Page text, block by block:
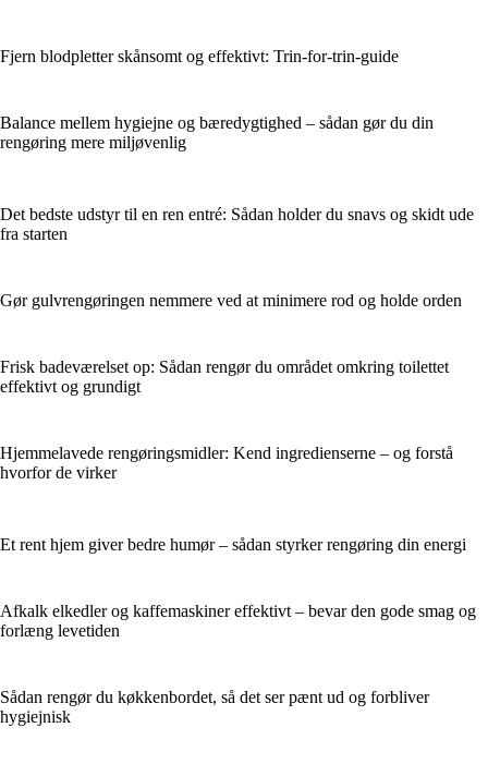
Fjern blodpletter skånsomt og effektivt: Trin-for-trin-guide
Balance mellem hygiejne og bæredygtighed – sådan gør du din
rengøring mere miljøvenlig
Det bedste udstyr til en ren entré: Sådan holder du snavs og skidt ude
fra starten
Gør gulvrengøringen nemmere ved at minimere rod og holde orden
Frisk badeværelset op: Sådan rengør du området omkring toilettet
effektivt og grundigt
Hjemmelavede rengøringsmidler: Kend ingredienserne – og forstå
hvorfor de virker
Et rent hjem giver bedre humør – sådan styrker rengøring din energi
Afkalk elkedler og kaffemaskiner effektivt – bevar den gode smag og
forlæng levetiden
Sådan rengør du køkkenbordet, så det ser pænt ud og forbliver
hygiejnisk